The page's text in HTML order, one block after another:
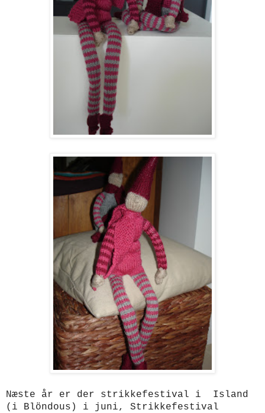
Næste år er der strikkefestival i Island
(i Blöndous) i juni, Strikkefestival